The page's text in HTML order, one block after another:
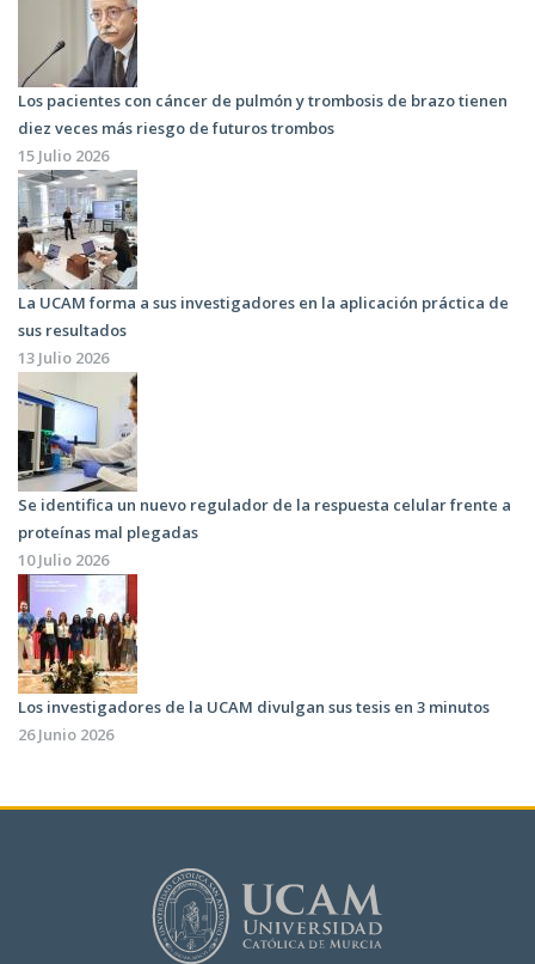
Los pacientes con cáncer de pulmón y trombosis de brazo tienen
diez veces más riesgo de futuros trombos
15 Julio 2026
La UCAM forma a sus investigadores en la aplicación práctica de
sus resultados
13 Julio 2026
Se identifica un nuevo regulador de la respuesta celular frente a
proteínas mal plegadas
10 Julio 2026
Los investigadores de la UCAM divulgan sus tesis en 3 minutos
26 Junio 2026